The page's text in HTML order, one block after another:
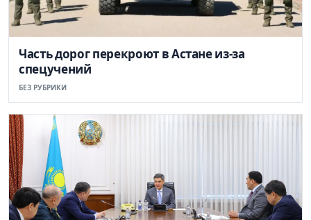
Часть дорог перекроют в Астане из-за
спецучений
БЕЗ РУБРИКИ